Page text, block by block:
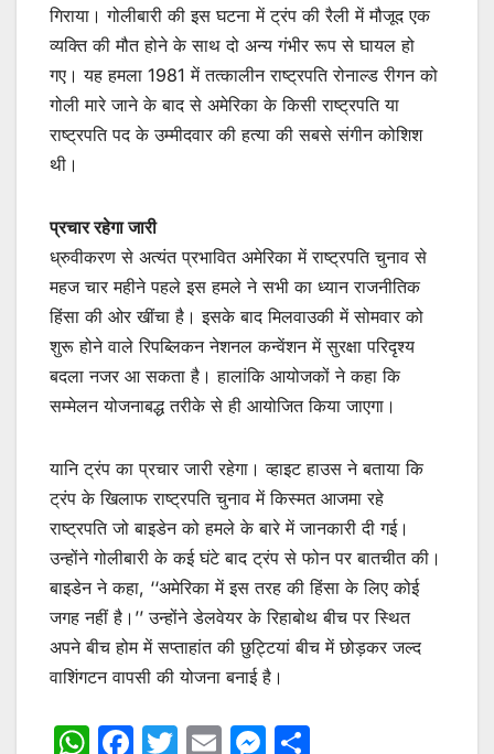
गिराया। गोलीबारी की इस घटना में ट्रंप की रैली में मौजूद एक
व्यक्ति की मौत होने के साथ दो अन्य गंभीर रूप से घायल हो
गए। यह हमला 1981 में तत्कालीन राष्ट्रपति रोनाल्ड रीगन को
गोली मारे जाने के बाद से अमेरिका के किसी राष्ट्रपति या
राष्ट्रपति पद के उम्मीदवार की हत्या की सबसे संगीन कोशिश
थी।
प्रचार रहेगा जारी
ध्रुवीकरण से अत्यंत प्रभावित अमेरिका में राष्ट्रपति चुनाव से
महज चार महीने पहले इस हमले ने सभी का ध्यान राजनीतिक
हिंसा की ओर खींचा है। इसके बाद मिलवाउकी में सोमवार को
शुरू होने वाले रिपब्लिकन नेशनल कन्वेंशन में सुरक्षा परिदृश्य
बदला नजर आ सकता है। हालांकि आयोजकों ने कहा कि
सम्मेलन योजनाबद्ध तरीके से ही आयोजित किया जाएगा।
यानि ट्रंप का प्रचार जारी रहेगा। व्हाइट हाउस ने बताया कि
ट्रंप के खिलाफ राष्ट्रपति चुनाव में किस्मत आजमा रहे
राष्ट्रपति जो बाइडेन को हमले के बारे में जानकारी दी गई।
उन्होंने गोलीबारी के कई घंटे बाद ट्रंप से फोन पर बातचीत की।
बाइडेन ने कहा, ‘‘अमेरिका में इस तरह की हिंसा के लिए कोई
जगह नहीं है।’’ उन्होंने डेलवेयर के रिहाबोथ बीच पर स्थित
अपने बीच होम में सप्ताहांत की छुट्टियां बीच में छोड़कर जल्द
वाशिंगटन वापसी की योजना बनाई है।
W F T E M